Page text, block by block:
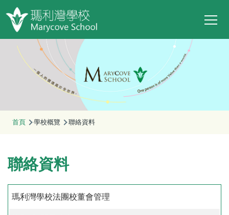
移至主內容
導
連
結
首頁 學校概覽 聯絡資料
聯絡資料
瑪利灣學校法團校董會管理